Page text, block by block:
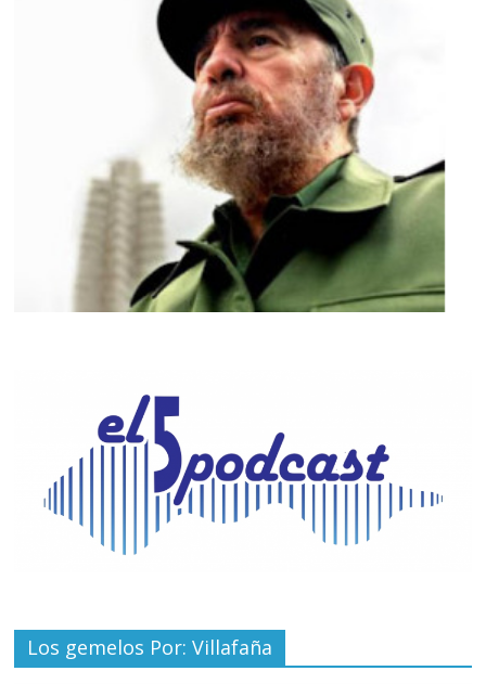
Los gemelos Por: Villafaña